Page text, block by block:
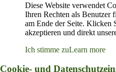
Diese Website verwendet
Ihren Rechten als Benutzer
am Ende der Seite. Klicken
akzeptieren und direkt
Ich stimme zuLearn more
Cookie- und